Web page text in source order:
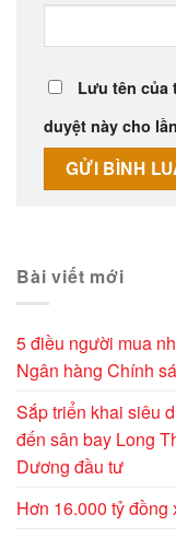
Lưu tên của
duyệt này cho
Bài viết mới
5 điều người mua
Ngân hàng Chính
Sắp triển khai siêu
đến sân bay Long
Dương đầu tư
Hơn 16.000 tỷ